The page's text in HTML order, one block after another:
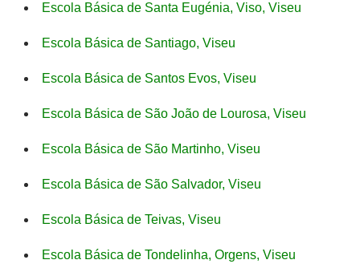
Escola Básica de Santa Eugénia, Viso, Viseu
Escola Básica de Santiago, Viseu
Escola Básica de Santos Evos, Viseu
Escola Básica de São João de Lourosa, Viseu
Escola Básica de São Martinho, Viseu
Escola Básica de São Salvador, Viseu
Escola Básica de Teivas, Viseu
Escola Básica de Tondelinha, Orgens, Viseu